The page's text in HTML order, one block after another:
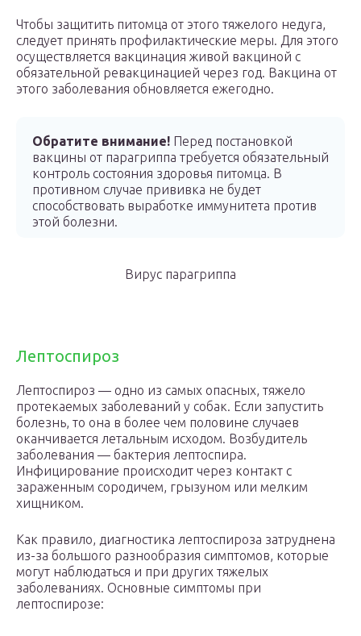
Чтобы защитить питомца от этого тяжелого недуга,
следует принять профилактические меры. Для этого
осуществляется вакцинация живой вакциной с
обязательной ревакцинацией через год. Вакцина от
этого заболевания обновляется ежегодно.
Обратите внимание! Перед постановкой
вакцины от парагриппа требуется обязательный
контроль состояния здоровья питомца. В
противном случае прививка не будет
способствовать выработке иммунитета против
этой болезни.
Вирус парагриппа
Лептоспироз
Лептоспироз — одно из самых опасных, тяжело
протекаемых заболеваний у собак. Если запустить
болезнь, то она в более чем половине случаев
оканчивается летальным исходом. Возбудитель
заболевания — бактерия лептоспира.
Инфицирование происходит через контакт с
зараженным сородичем, грызуном или мелким
хищником.
Как правило, диагностика лептоспироза затруднена
из-за большого разнообразия симптомов, которые
могут наблюдаться и при других тяжелых
заболеваниях. Основные симптомы при
лептоспирозе: